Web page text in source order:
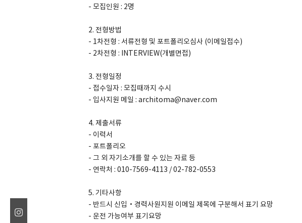
- 모집인원 : 2명
2. 전형방법
- 1차전형 : 서류전형 및 포트폴리오심사 (이메일접수)
- 2차전형 : INTERVIEW(개별면접)
3. 전형일정
- 접수일자 : 모집때까지 수시
- 입사지원 메일 : architoma@naver.com
4. 제출서류
- 이력서
- 포트폴리오
- 그 외 자기소개를 할 수 있는 자료 등
- 연락처 : 010-7569-4113 / 02-782-0553
5. 기타사항
- 반드시 신입·경력사원지원 이메일 제목에 구분해서 표기 요망
- 운전 가능여부 표기요망